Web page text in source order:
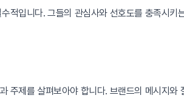
입니다. 그들의 관심사와 선호도를 충족시
제를 살펴보아야 합니다. 브랜드의 메시지